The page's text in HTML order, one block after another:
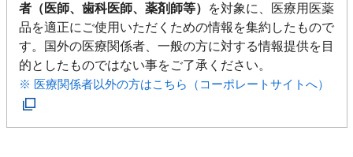
者（医師、歯科医師、薬剤師等）
を対象に、医療用医薬
品を適正にご使用いただくための情報を集約したもので
す。国外の医療関係者、一般の方に対する情報提供を目
的としたものではない事をご了承ください。
※ 医療関係者以外の方はこちら（コーポレートサイトへ）